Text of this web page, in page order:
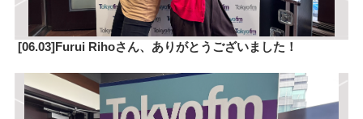
[06.03]Furui Rihoさん、ありがとうございました！